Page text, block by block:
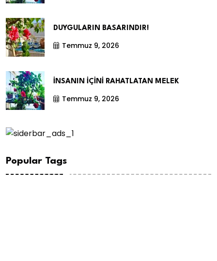
DUYGULARIN BASARINDIR!
Temmuz 9, 2026
İNSANIN İÇİNİ RAHATLATAN MELEK
Temmuz 9, 2026
Popular Tags